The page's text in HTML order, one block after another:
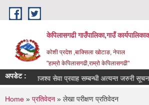
Skip to main content
केपिलासगढी गाउँपालिका,गाउँ
कोशी प्रदेश ,बाक्सिला खोटाङ, नेपाल
"हाम्रो केपिलासगढी,राम्रो केपिलासगढी"
अपडेट :राजश्व सेवा प्रवाह सम्बन्धी अत्यन्त जरुरी सूचना !!!
Home » प्रतिवेदन » लेखा परीक्षण प्रतिवेदन